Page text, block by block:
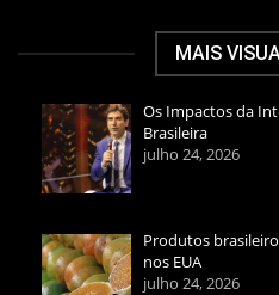
MAIS
Os Impactos da
Brasileira
julho 24, 2026
Produtos
nos EUA
julho 24, 2026